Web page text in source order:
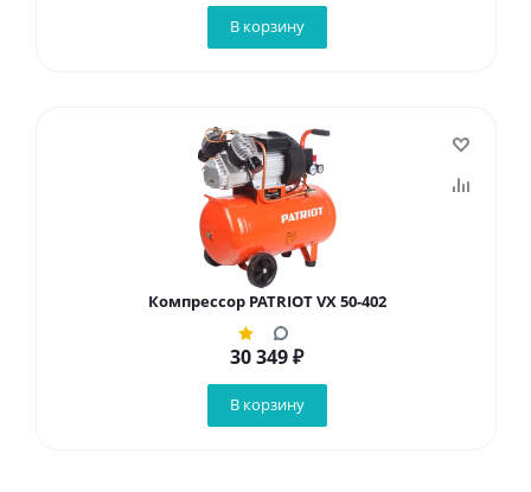
В корзину
Компрессор PATRIOT VX 50-402
30 349₽
В корзину